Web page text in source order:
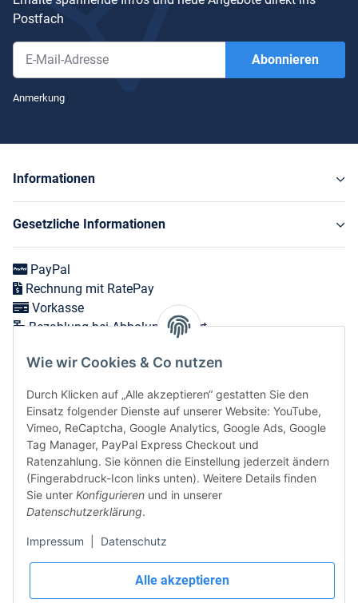
Alle akzeptieren
Wie wir Cookies & Co nutzen
Durch Klicken auf „Alle akzeptieren“ gestatten Sie den
Einsatz folgender Dienste auf unserer Website: YouTube,
Vimeo, ReCaptcha, Google Analytics, Google Ads, Google
Tag Manager, PayPal Express Checkout und
Ratenzahlung. Sie können die Einstellung jederzeit ändern
(Fingerabdruck-Icon links unten). Weitere Details finden
Sie unter Konfigurieren und in unserer
Datenschutzerklärung.
Impressum Datenschutz
Postfach
Abonnieren
Anmerkung
Informationen
Gesetzliche Informationen
PayPal
Rechnung mit RatePay
Vorkasse
Bezahlung bei Abholung vor Ort
Versand in 1-3 Werktagen innerhalb Deutschlands
Expressversand zum nächsten Werktag bei Bestellungen
bis 12 Uhr möglich
Vertrag widerrufen
Sicher bezahlen via: